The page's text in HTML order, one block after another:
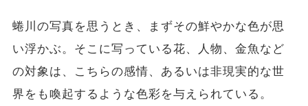
蜷川の写真を思うとき、まずその鮮やかな色が思
い浮かぶ。そこに写っている花、人物、金魚など
の対象は、こちらの感情、あるいは非現実的な世
界をも喚起するような色彩を与えられている。